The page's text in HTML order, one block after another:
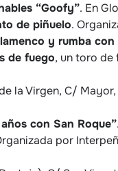
“Goofy”. En
de piñuelo.
y rumba con
de fuego, un toro de
la Virgen, C/
con San Roque”
por